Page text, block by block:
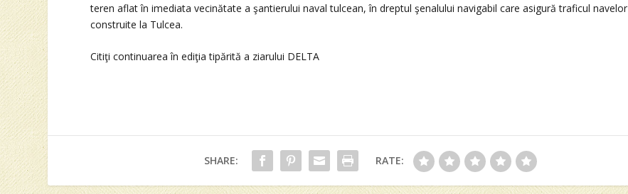
teren aflat în imediata vecinătate a şantierului naval tulcean, în dreptul şenalului navigabil care asigură traficul navelor
construite la Tulcea.
Citiţi continuarea în ediţia tipărită a ziarului DELTA
SHARE: RATE: